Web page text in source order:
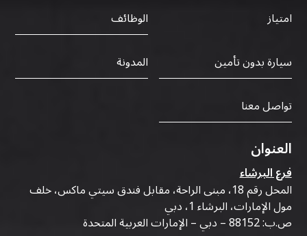
امتياز
الوظائف
سيارة بدون تأمين
المدونة
تواصل معنا
العنوان
فرع البرشاء
المحل رقم 18، مبنى الراحة، مقابل فندق سيتي ماكس، خلف
مول الإمارات، البرشاء 1، دبي
ص.ب: 88152 – دبي – الإمارات العربية المتحدة